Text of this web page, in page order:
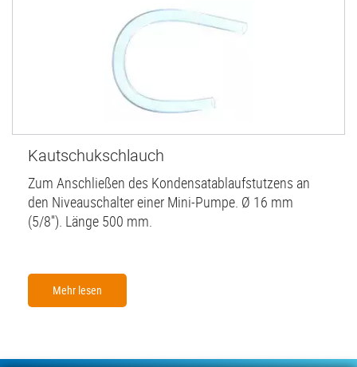
Kautschukschlauch
Zum Anschließen des Kondensatablaufstutzens an
den Niveauschalter einer Mini-Pumpe. Ø 16 mm
(5/8''). Länge 500 mm.
Mehr lesen